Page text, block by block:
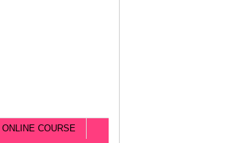
ONLINE COURSE